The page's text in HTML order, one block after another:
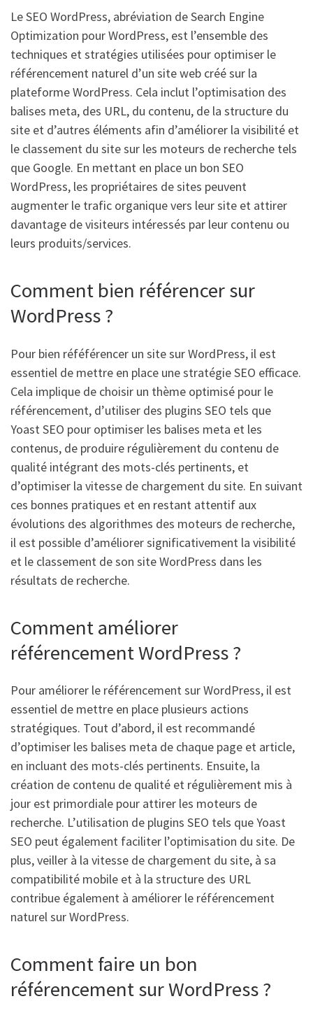
Le SEO WordPress, abréviation de Search Engine
Optimization pour WordPress, est l’ensemble des
techniques et stratégies utilisées pour optimiser le
référencement naturel d’un site web créé sur la
plateforme WordPress. Cela inclut l’optimisation des
balises meta, des URL, du contenu, de la structure du
site et d’autres éléments afin d’améliorer la visibilité et
le classement du site sur les moteurs de recherche tels
que Google. En mettant en place un bon SEO
WordPress, les propriétaires de sites peuvent
augmenter le trafic organique vers leur site et attirer
davantage de visiteurs intéressés par leur contenu ou
leurs produits/services.
Comment bien référencer sur
WordPress ?
Pour bien réféférencer un site sur WordPress, il est
essentiel de mettre en place une stratégie SEO efficace.
Cela implique de choisir un thème optimisé pour le
référencement, d’utiliser des plugins SEO tels que
Yoast SEO pour optimiser les balises meta et les
contenus, de produire régulièrement du contenu de
qualité intégrant des mots-clés pertinents, et
d’optimiser la vitesse de chargement du site. En suivant
ces bonnes pratiques et en restant attentif aux
évolutions des algorithmes des moteurs de recherche,
il est possible d’améliorer significativement la visibilité
et le classement de son site WordPress dans les
résultats de recherche.
Comment améliorer
référencement WordPress ?
Pour améliorer le référencement sur WordPress, il est
essentiel de mettre en place plusieurs actions
stratégiques. Tout d’abord, il est recommandé
d’optimiser les balises meta de chaque page et article,
en incluant des mots-clés pertinents. Ensuite, la
création de contenu de qualité et régulièrement mis à
jour est primordiale pour attirer les moteurs de
recherche. L’utilisation de plugins SEO tels que Yoast
SEO peut également faciliter l’optimisation du site. De
plus, veiller à la vitesse de chargement du site, à sa
compatibilité mobile et à la structure des URL
contribue également à améliorer le référencement
naturel sur WordPress.
Comment faire un bon
référencement sur WordPress ?